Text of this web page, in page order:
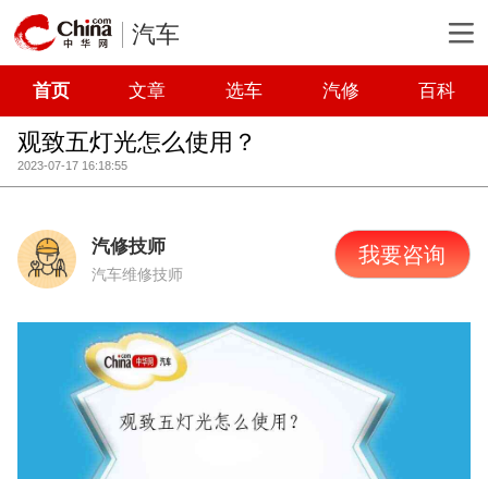
汽车
首页 文章 选车 汽修 百科
观致五灯光怎么使用？
2023-07-17 16:18:55
汽修技师
汽车维修技师
我要咨询